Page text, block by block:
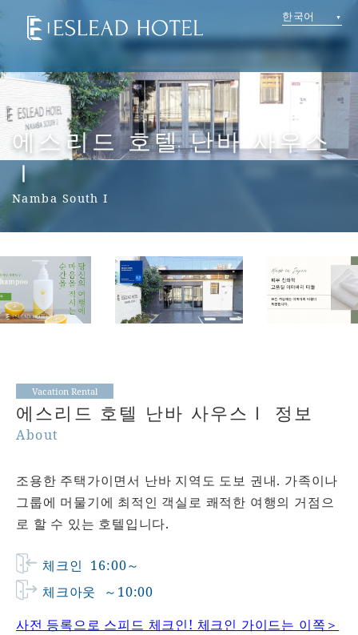
한국어
에스리드 호텔 난바 사우스
Ⅰ
Namba South I
Vacation Rental
에스리드 호텔 난바 사우스Ⅰ 정보
About
조용한 주택가이면서 난바 지역도 도보 권내. 가족이나
그룹에 머물기에 최적인 객실로 쾌적한 여행의 거점으
로 할 수 있는 호텔입니다.
체크인 16:00～
체크아웃
～10:00
사전 등록으로 스피드 체크인! 체크인 가이드는 이쪽＞